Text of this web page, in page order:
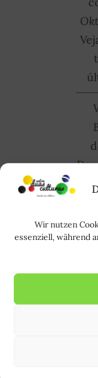
Wir nutzen
essenziell, während
lädt